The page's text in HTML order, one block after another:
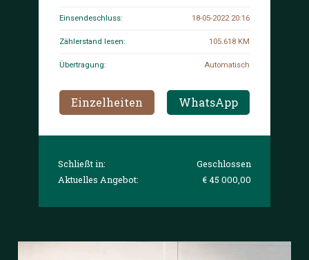
Einsendeschluss: 18-05-2022 20:16
Zählerstand lesen: 105.618 KM
Übertragung: Automatisch
Einzelheiten WhatsApp
Schließt in:
Geschlossen
Aktuelles Angebot:
€ 45 000,00